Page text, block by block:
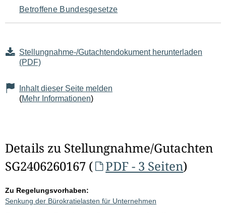
Betroffene Bundesgesetze
Stellungnahme-/Gutachtendokument herunterladen
(PDF)
Inhalt dieser Seite melden
(Mehr Informationen)
Details zu Stellungnahme/Gutachten
SG2406260167 (
PDF - 3 Seiten)
Zu Regelungsvorhaben:
Senkung der Bürokratielasten für Unternehmen